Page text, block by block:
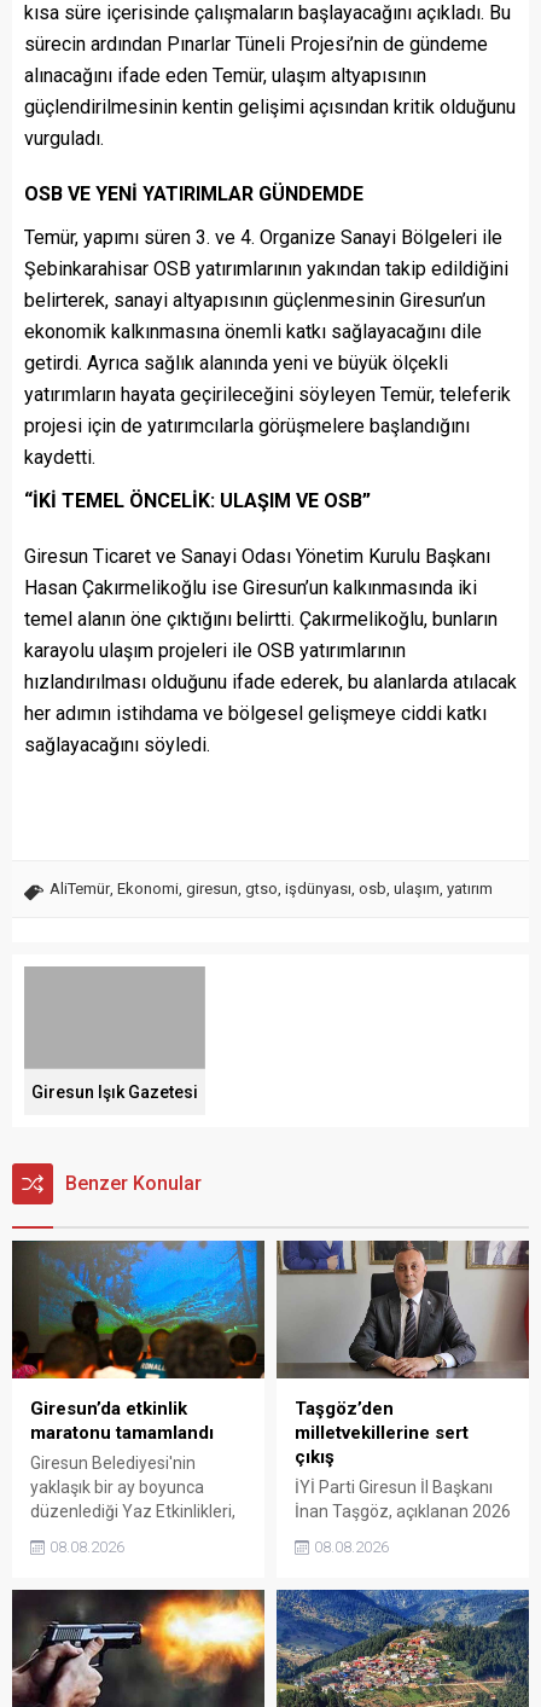
kısa süre içerisinde çalışmaların başlayacağını açıkladı. Bu
sürecin ardından Pınarlar Tüneli Projesi’nin de gündeme
alınacağını ifade eden Temür, ulaşım altyapısının
güçlendirilmesinin kentin gelişimi açısından kritik olduğunu
vurguladı.
OSB VE YENİ YATIRIMLAR GÜNDEMDE
Temür, yapımı süren 3. ve 4. Organize Sanayi Bölgeleri ile
Şebinkarahisar OSB yatırımlarının yakından takip edildiğini
belirterek, sanayi altyapısının güçlenmesinin Giresun’un
ekonomik kalkınmasına önemli katkı sağlayacağını dile
getirdi. Ayrıca sağlık alanında yeni ve büyük ölçekli
yatırımların hayata geçirileceğini söyleyen Temür, teleferik
projesi için de yatırımcılarla görüşmelere başlandığını
kaydetti.
“İKİ TEMEL ÖNCELİK: ULAŞIM VE OSB”
Giresun Ticaret ve Sanayi Odası Yönetim Kurulu Başkanı
Hasan Çakırmelikoğlu ise Giresun’un kalkınmasında iki
temel alanın öne çıktığını belirtti. Çakırmelikoğlu, bunların
karayolu ulaşım projeleri ile OSB yatırımlarının
hızlandırılması olduğunu ifade ederek, bu alanlarda atılacak
her adımın istihdama ve bölgesel gelişmeye ciddi katkı
sağlayacağını söyledi.
AliTemür, Ekonomi, giresun, gtso, işdünyası, osb, ulaşım, yatırım
Giresun Işık Gazetesi
Benzer Konular
Giresun’da etkinlik
maratonu tamamlandı
Giresun Belediyesi'nin
yaklaşık bir ay boyunca
düzenlediği Yaz Etkinlikleri,
sanat ve eğlenceyle
organizasyonun ardından
Kadın El Emeği Pazarı'nın
süresi de 16 Ağustos'a
kadar uzatıldı.
08.08.2026
Taşgöz’den
milletvekillerine sert
çıkış
İYİ Parti Giresun İl Başkanı
İnan Taşgöz, açıklanan 2026
üzerinden iktidar
eleştirdi. Taşgöz, üreticinin
emeğinin karşılığını
alamadığını savunarak,
Giresun milletvekillerini
08.08.2026